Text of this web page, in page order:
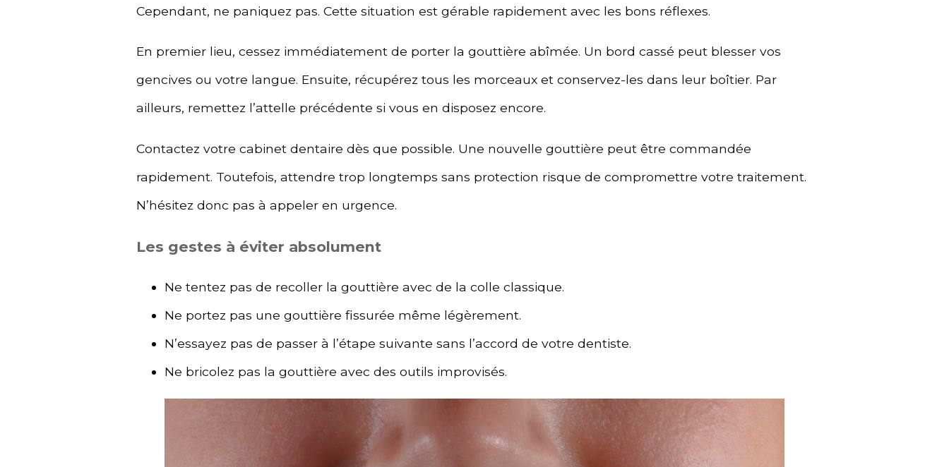
Cependant, ne paniquez pas. Cette situation est gérable rapidement avec les bons réflexes.
En premier lieu, cessez immédiatement de porter la gouttière abîmée. Un bord cassé peut blesser vos
gencives ou votre langue. Ensuite, récupérez tous les morceaux et conservez-les dans leur boîtier. Par
ailleurs, remettez l’attelle précédente si vous en disposez encore.
Contactez votre cabinet dentaire dès que possible. Une nouvelle gouttière peut être commandée
rapidement. Toutefois, attendre trop longtemps sans protection risque de compromettre votre traitement.
N’hésitez donc pas à appeler en urgence.
Les gestes à éviter absolument
Ne tentez pas de recoller la gouttière avec de la colle classique.
Ne portez pas une gouttière fissurée même légèrement.
N’essayez pas de passer à l’étape suivante sans l’accord de votre dentiste.
Ne bricolez pas la gouttière avec des outils improvisés.